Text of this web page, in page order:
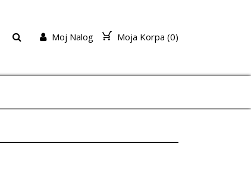
Moja Korpa (0)
Moj Nalog